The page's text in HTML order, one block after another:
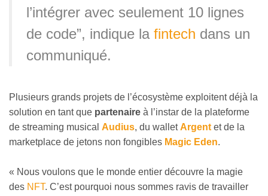
l’intégrer avec seulement 10 lignes
de code”, indique la fintech dans un
communiqué.
Plusieurs grands projets de l’écosystème exploitent déjà la
solution en tant que partenaire à l’instar de la plateforme
de streaming musical Audius, du walletArgent et de la
marketplace de jetons non fongibles Magic Eden.
« Nous voulons que le monde entier découvre la magie
des NFT. C’est pourquoi nous sommes ravis de travailler